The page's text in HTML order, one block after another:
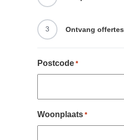
3 Ontvang offertes
Postcode *
Woonplaats *